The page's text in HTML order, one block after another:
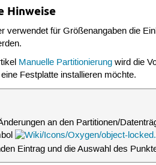
Hinweise
verwendet für Größenangaben die
Manuelle Partitionierung wird die
Festplatte installieren möchte.
an den Partitionen/
Eintrag und die Auswahl des